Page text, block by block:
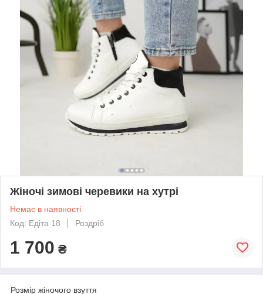
Жіночі зимові черевики на хутрі
Немає в наявності
Код: Едіта 18
Роздріб
1 700 ₴
Розмір жіночого взуття